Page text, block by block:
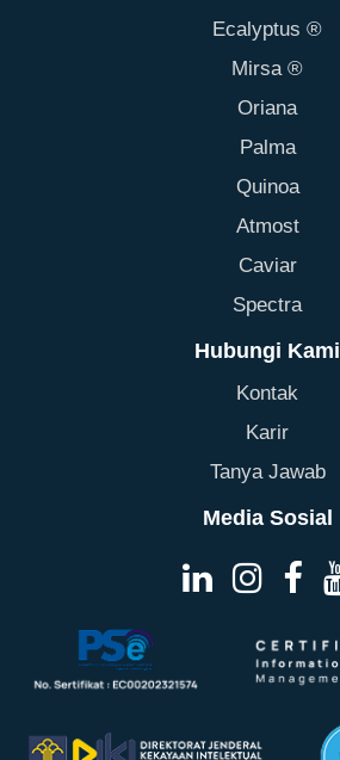
Ecalyptus ®
Mirsa ®
Oriana
Palma
Quinoa
Atmost
Caviar
Spectra
Hubungi Kami
Kontak
Karir
Tanya Jawab
Media Sosial